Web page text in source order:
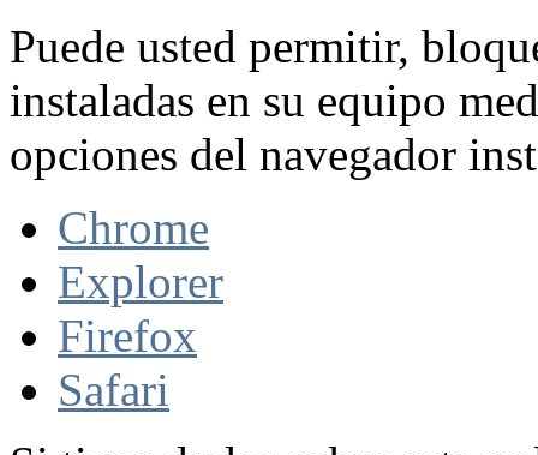
Puede usted permitir,
instaladas en su equipo
opciones del navegador
Chrome
Explorer
Firefox
Safari